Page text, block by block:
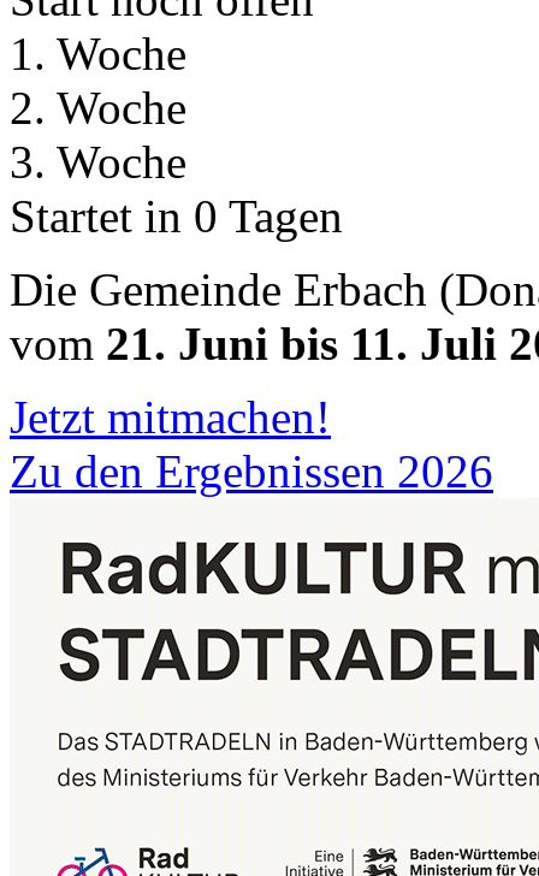
1. Woche
2. Woche
3. Woche
Startet in 0 Tagen
Die Gemeinde Erbach
vom 21. Juni bis 11. Juli
Jetzt mitmachen!
Zu den Ergebnissen 2026